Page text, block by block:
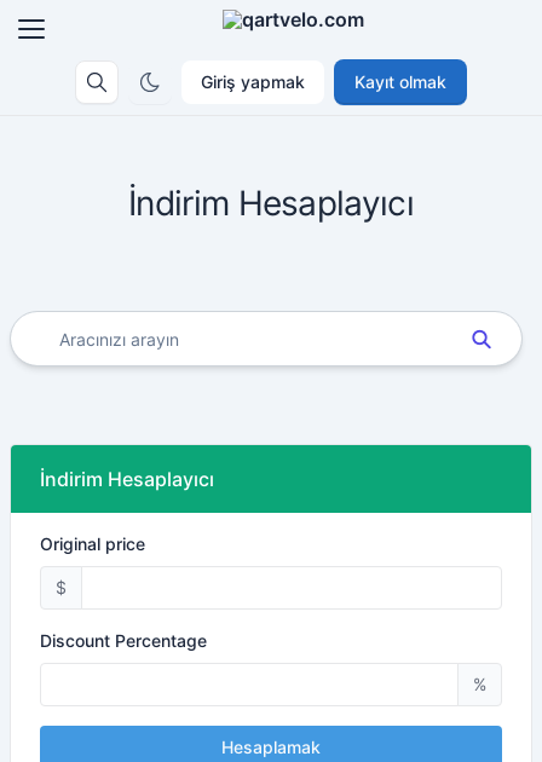
Giriş yapmak Kayıt olmak
İndirim Hesaplayıcı
İndirim Hesaplayıcı
Original price
$
Discount Percentage
%
Hesaplamak